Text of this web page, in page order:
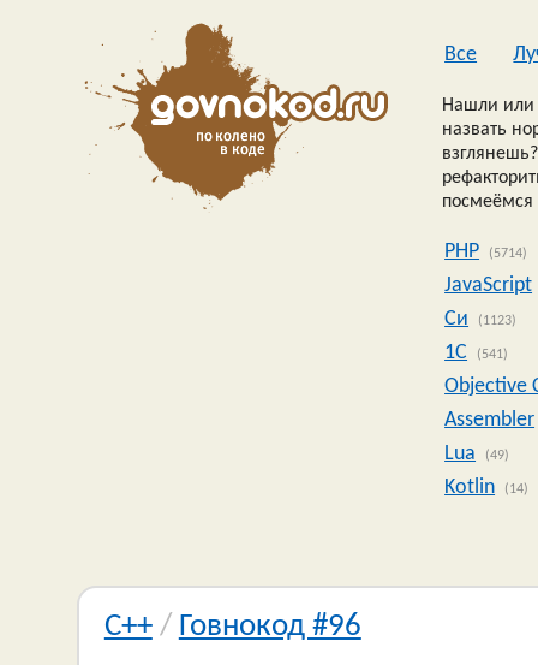
Все
Нашли или
назвать
посмеёмся
PHP (5714)
JavaScript
Си
(1123)
1C (541)
Objective
Assembler
Lua
(49)
Kotlin (14)
C++/ Говнокод #96